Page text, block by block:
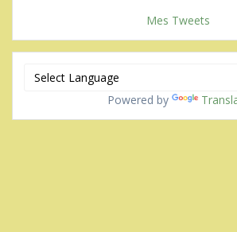
Mes Tweets
Powered by